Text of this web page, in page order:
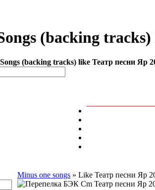
(backing
(backing tracks) like Театр песни Яр
Minus one songs » Like Театр песни Яр